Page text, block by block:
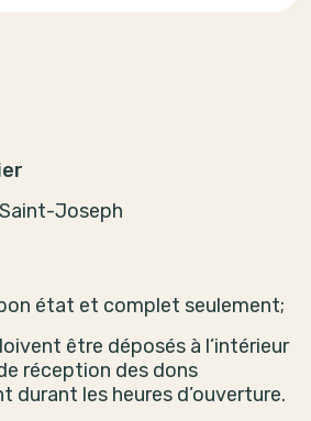
Joseph
état et complet seulement;
être déposés à l’intérieur
réception des dons
durant les heures d’ouverture.